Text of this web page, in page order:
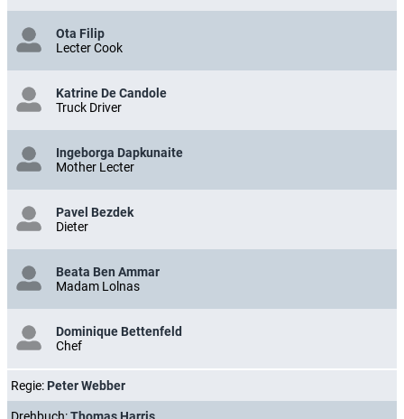
Ota Filip
Lecter Cook
Katrine De Candole
Truck Driver
Ingeborga Dapkunaite
Mother Lecter
Pavel Bezdek
Dieter
Beata Ben Ammar
Madam Lolnas
Dominique Bettenfeld
Chef
Regie: Peter Webber